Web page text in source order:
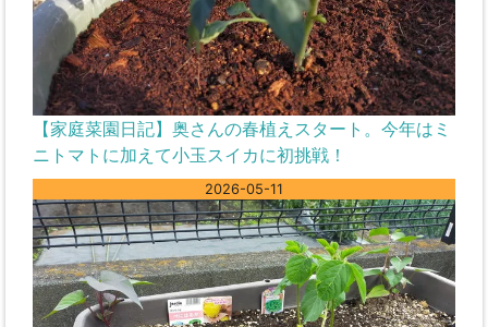
【家庭菜園日記】奥さんの春植えスタート。今年はミ
ニトマトに加えて小玉スイカに初挑戦！
2026-05-11